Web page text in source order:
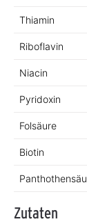
Thiamin
Riboflavin
Niacin
Pyridoxin
Folsäure
Biotin
Zutaten